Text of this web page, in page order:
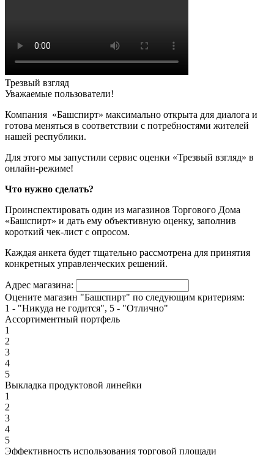
Трезвый взгляд
Уважаемые пользователи!
Компания «Башспирт» максимально открыта для диалога и
готова меняться в соответствии с потребностями жителей
нашей республики.
Для этого мы запустили сервис оценки «Трезвый взгляд» в
онлайн-режиме!
Что нужно сделать?
Проинспектировать один из магазинов Торгового Дома
«Башспирт» и дать ему объективную оценку, заполнив
короткий чек-лист с опросом.
Каждая анкета будет тщательно рассмотрена для принятия
конкретных управленческих решений.
Адрес магазина:
Оцените магазин "Башспирт" по следующим критериям:
1 - "Никуда не годится", 5 - "Отлично"
Ассортиментный портфель
1
2
3
4
5
Выкладка продуктовой линейки
1
2
3
4
5
Эффективность использования торговой площади